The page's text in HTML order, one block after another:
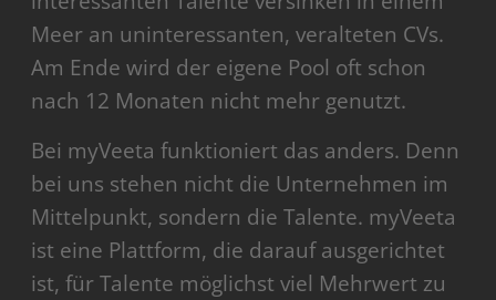
Meer an uninteressanten, veralteten CVs.
Am Ende wird der eigene Pool oft schon
nach 12 Monaten nicht mehr genutzt.
Bei myVeeta funktioniert das anders. Denn
bei uns stehen nicht die Unternehmen im
Mittelpunkt, sondern die Talente. myVeeta
ist eine Plattform, die darauf ausgerichtet
ist, für Talente möglichst viel Mehrwert zu